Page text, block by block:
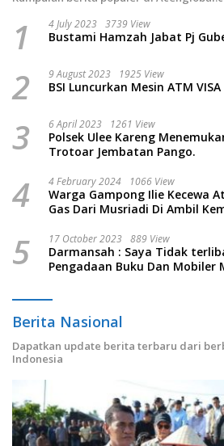
1 4 July 2023 3739 View
Bustami Hamzah Jabat Pj
2 9 August 2023 1925 View
BSI Luncurkan Mesin ATM
3 6 April 2023 1261 View
Polsek Ulee Kareng
Trotoar Jembatan Pango.
4 4 February 2024 1066 View
Warga Gampong Ilie Kecewa
Gas Dari Musriadi Di Ambil
5 17 October 2023 889 View
Darmansah : Saya Tidak
Pengadaan Buku Dan Mobiler
Berita Nasional
Dapatkan update berita terbaru dari
Indonesia